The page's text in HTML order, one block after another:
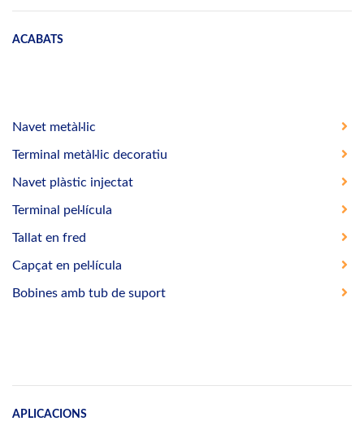
ACABATS
Navet metàl·lic
Terminal metàl·lic decoratiu
Navet plàstic injectat
Terminal pel·lícula
Tallat en fred
Capçat en pel·lícula
Bobines amb tub de suport
APLICACIONS